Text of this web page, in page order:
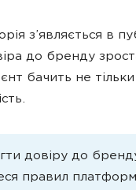
з’являється в
до бренду
бачить не
довіру до
правил